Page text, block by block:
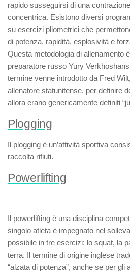
rapido susseguirsi di una
concentrica. Esistono diversi
su esercizi pliometrici che
di potenza, rapidità, esplosività e
Questa metodologia di allenamento
preparatore russo Yury
termine venne introdotto da Fred
allenatore statunitense, per definire
allora erano genericamente definiti
Plogging
Il plogging è un’attività sportiva
raccolta rifiuti.
Powerlifting
Il powerlifting è una disciplina
singolo atleta è impegnato nel
possibile in tre esercizi: lo squat, la
terra. Il termine di origine inglese
“alzata di potenza”, anche se per gli